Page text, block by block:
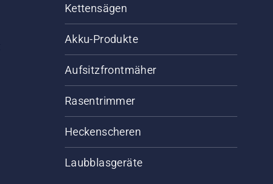
Kettensägen
Akku-Produkte
Aufsitzfrontmäher
Rasentrimmer
Heckenscheren
Laubblasgeräte